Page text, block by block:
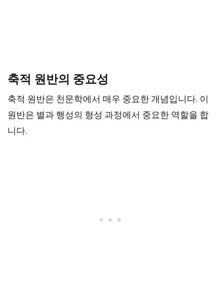
축적 원반의 중요성
축적 원반은 천문학에서 매우 중요한 개념입니다. 이
원반은 별과 행성의 형성 과정에서 중요한 역할을 합
니다.